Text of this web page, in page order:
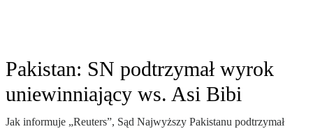
Pakistan: SN podtrzymał wyrok
uniewinniający ws. Asi Bibi
Jak informuje „Reuters”, Sąd Najwyższy Pakistanu podtrzymał